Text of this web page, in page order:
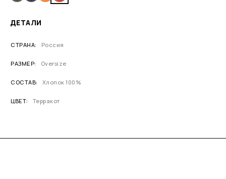
ДЕТАЛИ
СТРАНА Россия
РАЗМЕР Oversize
СОСТАВ Хлопок 100%
ЦВЕТ Терракот